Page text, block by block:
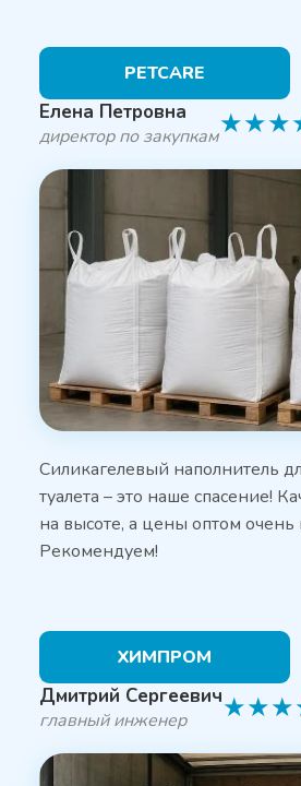
PETCARE
Елена Петровна
директор по закупкам★★★
Силикагелевый наполнитель
туалета – это наше спасение!
на высоте, а цены оптом очень
Рекомендуем!
ХИМПРОМ
Дмитрий Сергеевич
главный инженер ★★★